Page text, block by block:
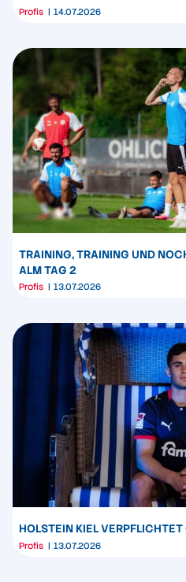
Profis 14.07.2026
TRAINING, TRAINING UND
ALM TAG 2
Profis 13.07.2026
HOLSTEIN KIEL
Profis 13.07.2026